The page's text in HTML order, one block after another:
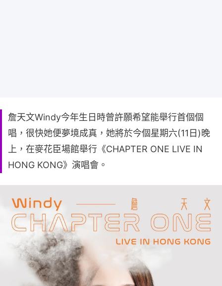
詹天文Windy今年生日時曾許願希望能舉行首個個
唱，很快她便夢境成真，她將於今個星期六(11日)晚
上，在麥花臣場館舉行《CHAPTER ONE LIVE IN
HONG KONG》演唱會。